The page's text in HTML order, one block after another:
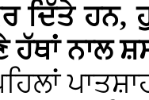
ਦਿੱਤੇ ਹਨ,
ਨਾਲ